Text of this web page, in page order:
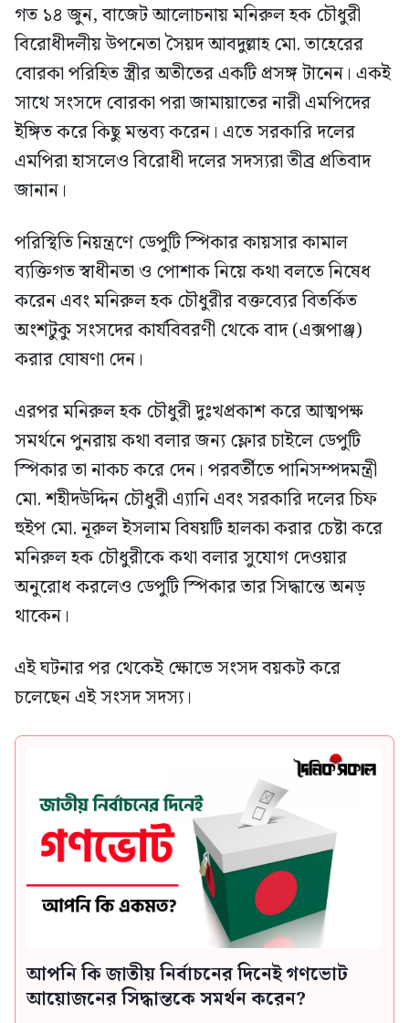
গত ১৪ জুন, বাজেট আলোচনায় মনিরুল হক চৌধুরী
বিরোধীদলীয় উপনেতা সৈয়দ আবদুল্লাহ মো. তাহেরের
বোরকা পরিহিত স্ত্রীর অতীতের একটি প্রসঙ্গ টানেন। একই
সাথে সংসদে বোরকা পরা জামায়াতের নারী এমপিদের
ইঙ্গিত করে কিছু মন্তব্য করেন। এতে সরকারি দলের
এমপিরা হাসলেও বিরোধী দলের সদস্যরা তীব্র প্রতিবাদ
জানান।
পরিস্থিতি নিয়ন্ত্রণে ডেপুটি স্পিকার কায়সার কামাল
ব্যক্তিগত স্বাধীনতা ও পোশাক নিয়ে কথা বলতে নিষেধ
করেন এবং মনিরুল হক চৌধুরীর বক্তব্যের বিতর্কিত
অংশটুকু সংসদের কার্যবিবরণী থেকে বাদ (এক্সপাঞ্জ)
করার ঘোষণা দেন।
এরপর মনিরুল হক চৌধুরী দুঃখপ্রকাশ করে আত্মপক্ষ
সমর্থনে পুনরায় কথা বলার জন্য ফ্লোর চাইলে ডেপুটি
স্পিকার তা নাকচ করে দেন। পরবর্তীতে পানিসম্পদমন্ত্রী
মো. শহীদউদ্দিন চৌধুরী এ্যানি এবং সরকারি দলের চিফ
হুইপ মো. নূরুল ইসলাম বিষয়টি হালকা করার চেষ্টা করে
মনিরুল হক চৌধুরীকে কথা বলার সুযোগ দেওয়ার
অনুরোধ করলেও ডেপুটি স্পিকার তার সিদ্ধান্তে অনড়
থাকেন।
এই ঘটনার পর থেকেই ক্ষোভে সংসদ বয়কট করে
চলেছেন এই সংসদ সদস্য।
আপনি কি জাতীয় নির্বাচনের দিনেই গণভোট
আয়োজনের সিদ্ধান্তকে সমর্থন করেন?